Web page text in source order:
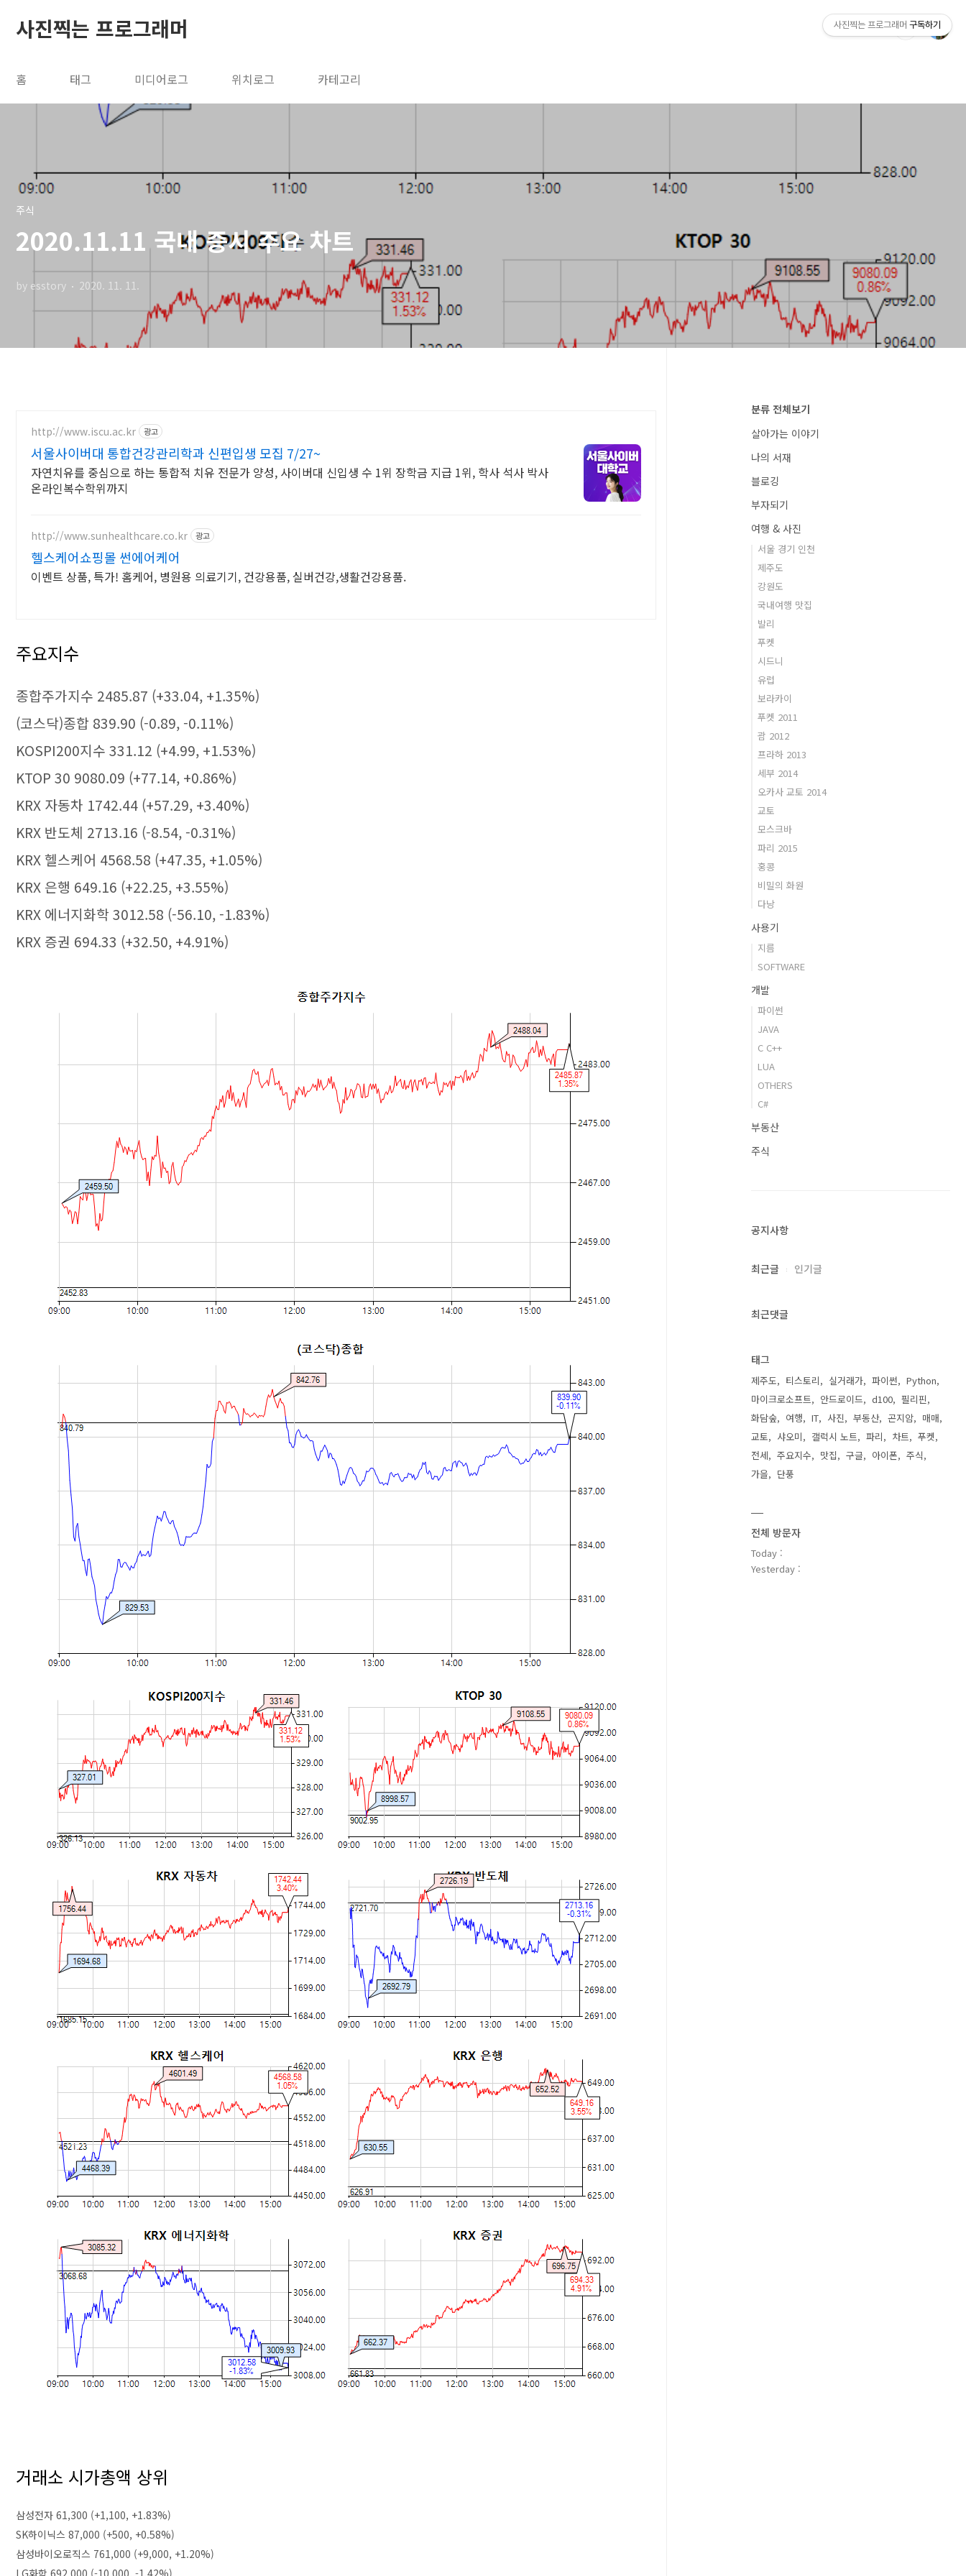
사진찍는 프로그래머
홈 태그 미디어로그 위치로그 카테고리
주식
2020.11.11 국내 증시 주요 차트
by esstory 2020. 11. 11.
http://www.iscu.ac.kr 광고
서울사이버대 통합건강관리학과 신편입생 모집 7/27~
자연치유를 중심으로 하는 통합적 치유 전문가 양성, 사이버대 신입생 수 1위 장학금 지급 1위, 학사 석사 박사
온라인복수학위까지
http://www.sunhealthcare.co.kr 광고
헬스케어쇼핑몰 썬에어케어
이벤트 상품, 특가! 홈케어, 병원용 의료기기, 건강용품, 실버건강,생활건강용품.
주요지수
종합주가지수 2485.87 (+33.04, +1.35%)
(코스닥)종합 839.90 (-0.89, -0.11%)
KOSPI200지수 331.12 (+4.99, +1.53%)
KTOP 30 9080.09 (+77.14, +0.86%)
KRX 자동차 1742.44 (+57.29, +3.40%)
KRX 반도체 2713.16 (-8.54, -0.31%)
KRX 헬스케어 4568.58 (+47.35, +1.05%)
KRX 은행 649.16 (+22.25, +3.55%)
KRX 에너지화학 3012.58 (-56.10, -1.83%)
KRX 증권 694.33 (+32.50, +4.91%)
거래소 시가총액 상위
삼성전자 61,300 (+1,100, +1.83%)
SK하이닉스 87,000 (+500, +0.58%)
삼성바이오로직스 761,000 (+9,000, +1.20%)
LG화학 692,000 (-10,000, -1.42%)
분류 전체보기
살아가는 이야기
나의 서재
블로깅
부자되기
여행 & 사진
서울 경기 인천
제주도
강원도
국내여행 맛집
발리
푸켓
시드니
유럽
보라카이
푸켓 2011
괌 2012
프라하 2013
세부 2014
오카사 교토 2014
교토
모스크바
파리 2015
홍콩
비밀의 화원
다낭
사용기
지름
SOFTWARE
개발
파이썬
JAVA
C C++
LUA
OTHERS
C#
부동산
주식
공지사항
최근글 인기글
최근댓글
태그
제주도 티스토리 실거래가 파이썬
Python
마이크로소프트
안드로이드 d100
필리핀
화담숲
여행 IT 사진 부동산 곤지암
매매
교토
샤오미 갤럭시 노트 파리 차트
푸켓
전세
주요지수 맛집 구글 아이폰
주식
가을
단풍
전체 방문자
Today :
Yesterday :
사진찍는 프로그래머 구독하기